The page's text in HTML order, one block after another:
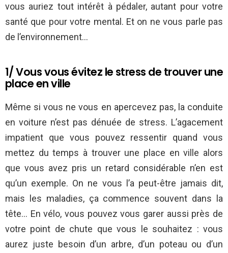
vous auriez tout intérêt à pédaler, autant pour votre
santé que pour votre mental. Et on ne vous parle pas
de l’environnement…
1/ Vous vous évitez le stress de trouver une
place en ville
Même si vous ne vous en apercevez pas, la conduite
en voiture n’est pas dénuée de stress. L’agacement
impatient que vous pouvez ressentir quand vous
mettez du temps à trouver une place en ville alors
que vous avez pris un retard considérable n’en est
qu’un exemple. On ne vous l’a peut-être jamais dit,
mais les maladies, ça commence souvent dans la
tête… En vélo, vous pouvez vous garer aussi près de
votre point de chute que vous le souhaitez : vous
aurez juste besoin d’un arbre, d’un poteau ou d’un